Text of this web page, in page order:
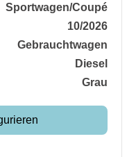
Sportwagen/​Coupé
10/2026
Gebrauchtwagen
Diesel
Grau